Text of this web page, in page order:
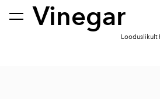
Vinegar
Looduslikult
lisati ostukorvi. Vaata ostukorvi